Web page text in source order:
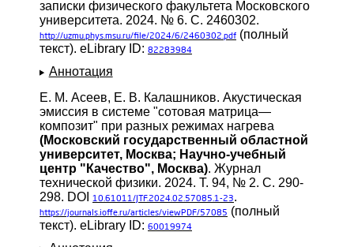
записки физического факультета Московского
университета. 2024. № 6. С. 2460302.
http://uzmu.phys.msu.ru/file/2024/6/2460302.pdf (полный
текст). eLibrary ID: 82283984
Аннотация
Е. М. Асеев, Е. В. Калашников. Акустическая
эмиссия в системе "сотовая матрица—
композит" при разных режимах нагрева
(Московский государственный областной
университет, Москва; Научно-учебный
центр "Качество", Москва). Журнал
технической физики. 2024. Т. 94, № 2. С. 290-
298. DOI
10.61011/JTF.2024.02.57085.1-23.
https://journals.ioffe.ru/articles/viewPDF/57085 (полный
текст). eLibrary ID: 60019974